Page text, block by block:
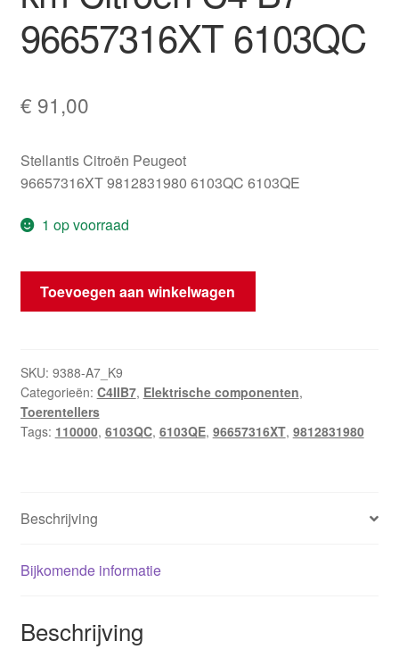
96657316XT 6103QC
€ 91,00
Stellantis Citroën Peugeot
96657316XT 9812831980 6103QC 6103QE
1 op voorraad
Kilometerteller
110000
C4
B7
96657316XT
6103QC
Toevoegen aan winkelwagen
SKU: 9388-A7_K9
Categorieën: C4IIB7, Elektrische componenten,
Toerentellers
Tags: 110000, 6103QC, 6103QE, 96657316XT, 9812831980
Beschrijving
Bijkomende informatie
Beschrijving